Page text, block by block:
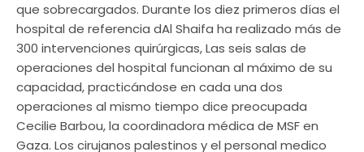
que sobrecargados. Durante los diez primeros días el
hospital de referencia dAl Shaifa ha realizado más de
300 intervenciones quirúrgicas, Las seis salas de
operaciones del hospital funcionan al máximo de su
capacidad, practicándose en cada una dos
operaciones al mismo tiempo dice preocupada
Cecilie Barbou, la coordinadora médica de MSF en
Gaza. Los cirujanos palestinos y el personal medico